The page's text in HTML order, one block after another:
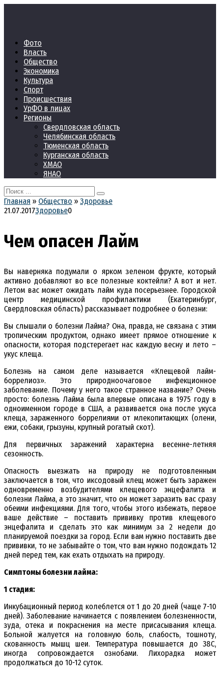
Фото
Власть
Общество
Экономика
Культура
Спорт
Происшествия
УрФО в лицах
Регионы
Свердловская область
Челябинская область
Тюменская область
Курганская область
ХМАО
ЯНАО
Search
for:
Главная » Общество » Здоровье
21.07.2017Здоровье0
Чем опасен Лайм
Вы наверняка подумали о ярком зеленом фрукте, который
активно добавляют во все полезные коктейли? А вот и нет.
Летом вас может ожидать лайм куда посерьезнее. Городской
центр медицинской профилактики (Екатеринбург,
Свердловская область) рассказывает подробнее о болезни:
Вы слышали о болезни Лайма? Она, правда, не связана с этим
тропическим продуктом, однако имеет прямое отношение к
опасности, которая подстерегает нас каждую весну и лето –
укус клеща.
Болезнь на самом деле называется «Клещевой лайм-
боррелиоз». Это природноочаговое инфекционное
заболевание. Почему у него такое странное название? Очень
просто: болезнь Лайма была впервые описана в 1975 году в
одноименном городе в США, а развивается она после укуса
клеща, зараженного боррелиями от млекопитающих (олени,
ежи, собаки, грызуны, крупный рогатый скот).
Для первичных заражений характерна весенне-летняя
сезонность.
Опасность выезжать на природу не подготовленным
заключается в том, что иксодовый клещ может быть заражен
одновременно возбудителями клещевого энцефалита и
болезни Лайма, а это значит, что он может заразить вас сразу
обеими инфекциями. Для того, чтобы этого избежать, первое
ваше действие – поставить прививку против клещевого
энцефалита и сделать это как минимум за 2 недели до
планируемой поездки за город. Если вам нужно поставить две
прививки, то не забывайте о том, что вам нужно подождать 12
дней перед тем, как ехать отдыхать на природу.
Симптомы болезни лайма:
1 стадия:
Инкубационный период колеблется от 1 до 20 дней (чаще 7-10
дней). Заболевание начинается с появлением болезненности,
зуда, отека и покраснения на месте присасывания клеща.
Больной жалуется на головную боль, слабость, тошноту,
скованность мышц шеи. Температура повышается до 38С,
иногда сопровождается ознобами. Лихорадка может
продолжаться до 10-12 суток.